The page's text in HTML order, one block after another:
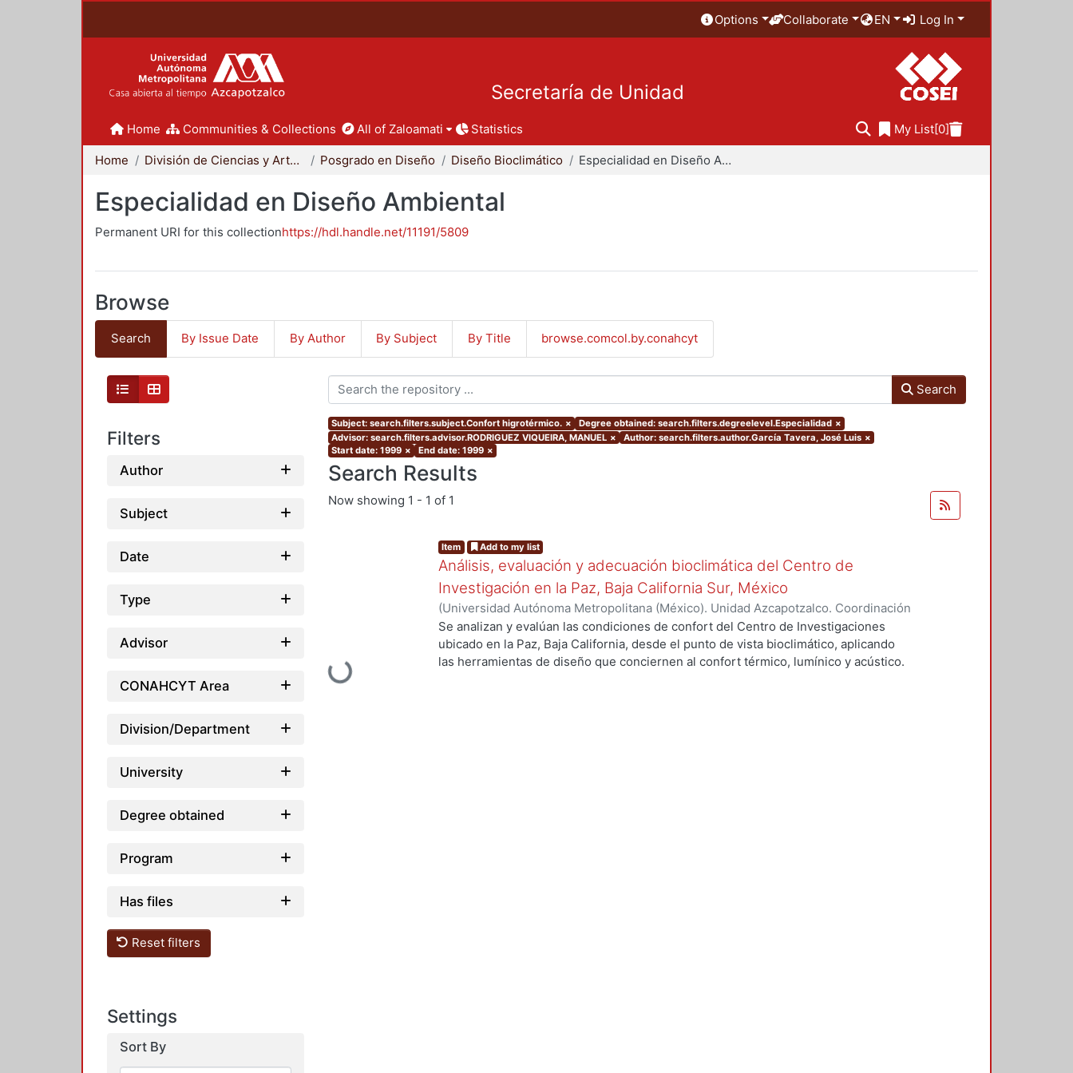
Options Collaborate EN Log In
Secretaría de Unidad
Home Communities & Collections All of Zaloamati Statistics My List[0]
Home División de Ciencias y Artes para el Diseño Posgrado en Diseño Diseño Bioclimático Especialidad en Diseño Ambiental
Especialidad en Diseño Ambiental
Permanent URI for this collectionhttps://hdl.handle.net/11191/5809
Browse
Search By Issue Date By Author By Subject By Title browse.comcol.by.conahcyt
Filters
Author
Subject
Date
Type
Advisor
CONAHCYT Area
Division/Department
University
Degree obtained
Program
Has files
Reset filters
Settings
Sort By
Search
Subject: search.filters.subject.Confort higrotérmico. × Degree obtained: search.filters.degreelevel.Especialidad ×
Advisor: search.filters.advisor.RODRIGUEZ VIQUEIRA, MANUEL × Author: search.filters.author.García Tavera, José Luis ×
Start date: 1999 × End date: 1999 ×
Search Results
Now showing 1 - 1 of 1
Loading...
Item Add to my list
Análisis, evaluación y adecuación bioclimática del Centro de
Investigación en la Paz, Baja California Sur, México
(Universidad Autónoma Metropolitana (México). Unidad Azcapotzalco. Coordinación
de Servicios de Información.,1999-12 )García Tavera, José Luis
Se analizan y evalúan las condiciones de confort del Centro de Investigaciones
ubicado en la Paz, Baja California, desde el punto de vista bioclimático, aplicando
las herramientas de diseño que conciernen al confort térmico, lumínico y acústico.